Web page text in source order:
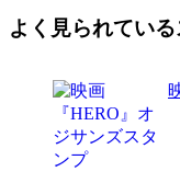
よく見られてい